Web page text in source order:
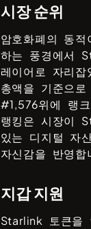
시장 순위
암호화폐의 동
하는 풍경에서
레이어로 자리
총액을 기준으
#1,576위에 랭
랭킹은 시장이
있는 디지털 자
자신감을 반영합
지갑 지원
Starlink 토큰을